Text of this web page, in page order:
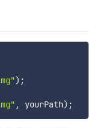
) ;
, yourPath) ;